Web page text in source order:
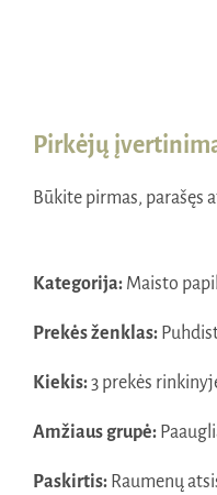
Pirkėjų
Būkite pirmas, parašęs
Kategorija:Maisto
Prekės ženklas:
Kiekis:3 prekės
Amžiaus grupė:
Paskirtis: Raumenų